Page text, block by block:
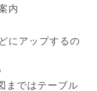
内
にアップするの
まではテーブル